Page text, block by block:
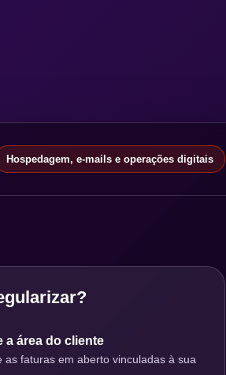
Hospedagem, e-mails e operações digitais
a área do cliente
as faturas em aberto vinculadas à sua